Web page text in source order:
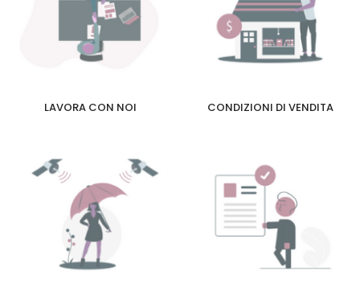
LAVORA CON NOI CONDIZIONI DI VENDITA